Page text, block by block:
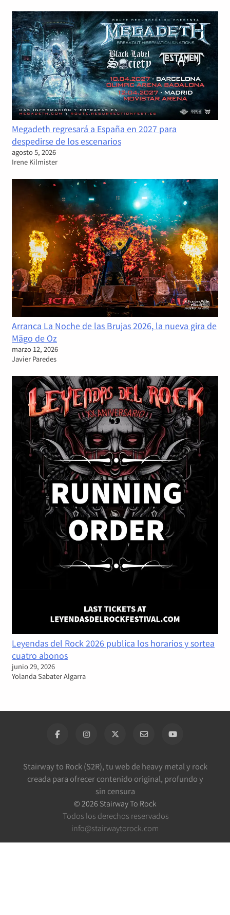
Megadeth regresará a España en 2027 para
despedirse de los escenarios
agosto 5, 2026
Irene Kilmister
Arranca La Noche de las Brujas 2026, la nueva gira de
Mägo de Oz
marzo 12, 2026
Javier Paredes
Leyendas del Rock 2026 publica los horarios y sortea
cuatro abonos
junio 29, 2026
Yolanda Sabater Algarra
Stairway to Rock (S2R), tu web de heavy metal y rock
creada para ofrecer contenido original, profundo y
sin censura
© 2026 Stairway To Rock
Todos los derechos reservados
info@stairwaytorock.com